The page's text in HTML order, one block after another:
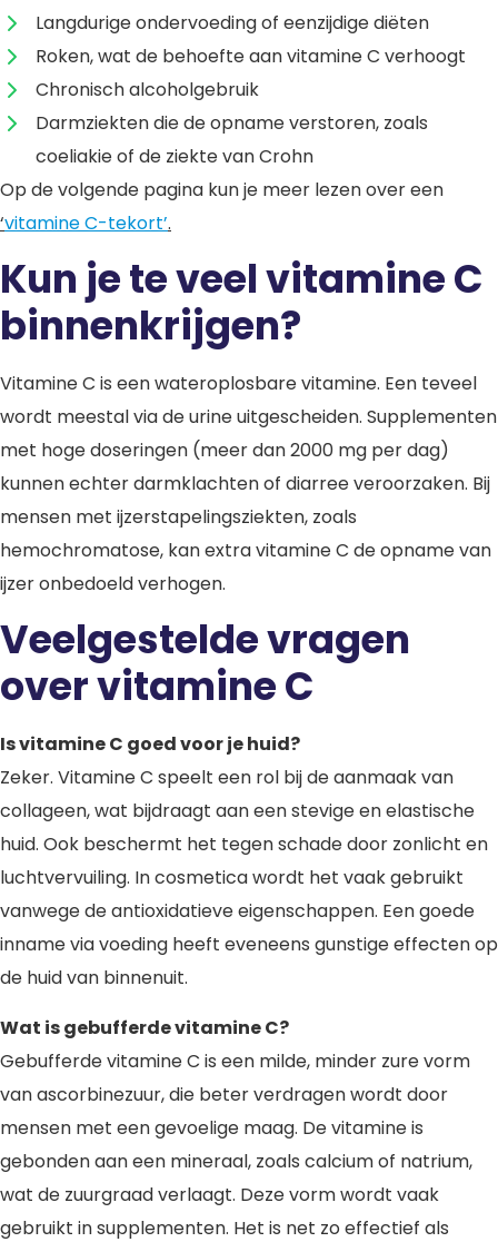
Langdurige ondervoeding of eenzijdige diëten
Roken, wat de behoefte aan vitamine C verhoogt
Chronisch alcoholgebruik
Darmziekten die de opname verstoren, zoals
coeliakie of de ziekte van Crohn
Op de volgende pagina kun je meer lezen over een
‘vitamine C-tekort’.
Kun je te veel vitamine C
binnenkrijgen?
Vitamine C is een wateroplosbare vitamine. Een teveel
wordt meestal via de urine uitgescheiden. Supplementen
met hoge doseringen (meer dan 2000 mg per dag)
kunnen echter darmklachten of diarree veroorzaken. Bij
mensen met ijzerstapelingsziekten, zoals
hemochromatose, kan extra vitamine C de opname van
ijzer onbedoeld verhogen.
Veelgestelde vragen
over vitamine C
Is vitamine C goed voor je huid?
Zeker. Vitamine C speelt een rol bij de aanmaak van
collageen, wat bijdraagt aan een stevige en elastische
huid. Ook beschermt het tegen schade door zonlicht en
luchtvervuiling. In cosmetica wordt het vaak gebruikt
vanwege de antioxidatieve eigenschappen. Een goede
inname via voeding heeft eveneens gunstige effecten op
de huid van binnenuit.
Wat is gebufferde vitamine C?
Gebufferde vitamine C is een milde, minder zure vorm
van ascorbinezuur, die beter verdragen wordt door
mensen met een gevoelige maag. De vitamine is
gebonden aan een mineraal, zoals calcium of natrium,
wat de zuurgraad verlaagt. Deze vorm wordt vaak
gebruikt in supplementen. Het is net zo effectief als